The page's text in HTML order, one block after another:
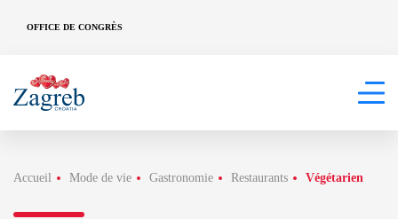
OFFICE DE CONGRÈS
Accueil Mode de vie Gastronomie Restaurants Végétarien